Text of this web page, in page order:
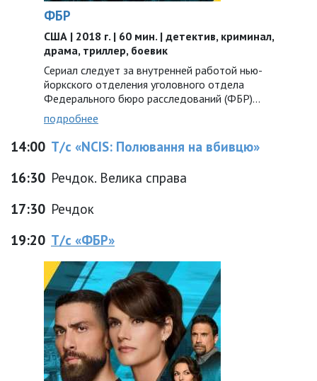
ФБР
США | 2018 г. | 60 мин. | детектив, криминал,
драма, триллер, боевик
Сериал следует за внутренней работой нью-
йоркского отделения уголовного отдела
Федерального бюро расследований (ФБР)...
подробнее
14:00 Т/с «NCIS: Полювання на вбивцю»
16:30 Речдок. Велика справа
17:30 Речдок
19:20 Т/с «ФБР»